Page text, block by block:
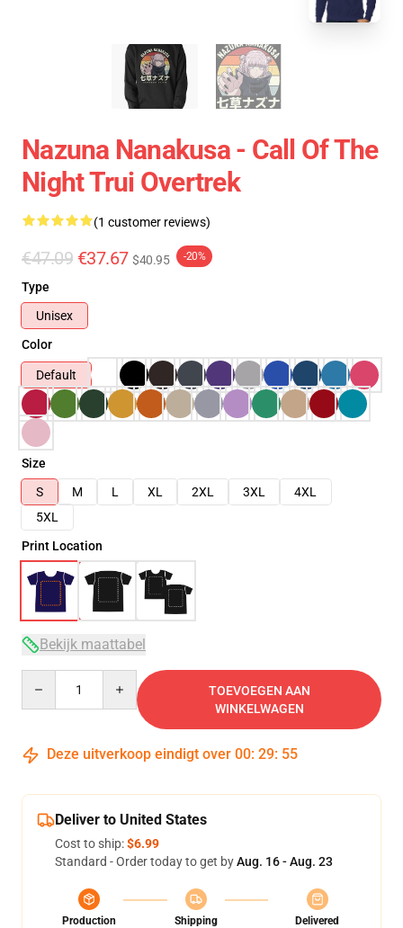
Nazuna Nanakusa - Call Of The
Night Trui Overtrek
(1 customer reviews)
€47.09 €37.67 $40.95 -20%
Type
Unisex
Color
Default
Size
S
M L XL 2XL 3XL
4XL
5XL
Print Location
Bekijk maattabel
TOEVOEGEN AAN
WINKELWAGEN
Deze uitverkoop eindigt over 00: 29: 54
Deliver to United States
Cost to ship:$6.99
Standard - Order today to get byAug. 16 - Aug. 23
Production
Shipping
Delivered